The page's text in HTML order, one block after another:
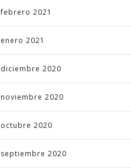
febrero 2021
enero 2021
diciembre 2020
noviembre 2020
octubre 2020
septiembre 2020